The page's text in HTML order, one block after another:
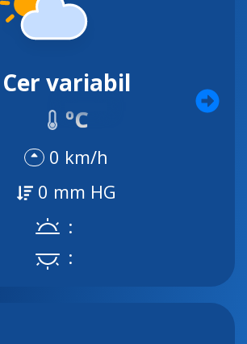
Cer variabil
ºC
0 km/h
0 mm HG
:
: